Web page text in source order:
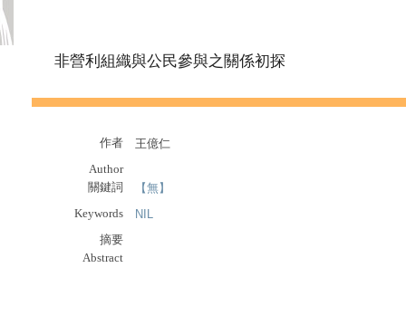
非營利組織與公民參與之關係初探
作者
王億仁
Author
關鍵詞
【無】
Keywords
NIL
摘要
Abstract